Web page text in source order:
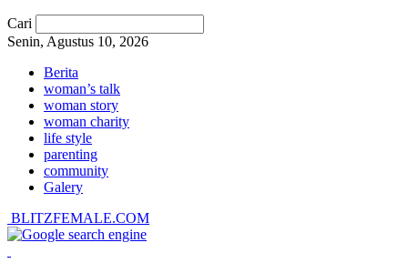
Cari
Senin, Agustus 10, 2026
Berita
woman’s talk
woman story
woman charity
life style
parenting
community
Galery
BLITZFEMALE.COM